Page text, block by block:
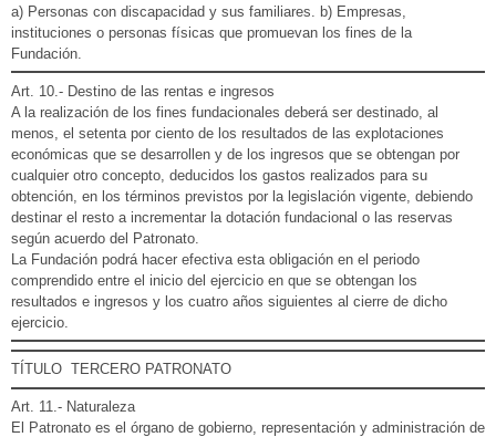
a) Personas con discapacidad y sus familiares. b) Empresas,
instituciones o personas físicas que promuevan los fines de la
Fundación.
Art. 10.- Destino de las rentas e ingresos
A la realización de los fines fundacionales deberá ser destinado, al
menos, el setenta por ciento de los resultados de las explotaciones
económicas que se desarrollen y de los ingresos que se obtengan por
cualquier otro concepto, deducidos los gastos realizados para su
obtención, en los términos previstos por la legislación vigente, debiendo
destinar el resto a incrementar la dotación fundacional o las reservas
según acuerdo del Patronato.
La Fundación podrá hacer efectiva esta obligación en el periodo
comprendido entre el inicio del ejercicio en que se obtengan los
resultados e ingresos y los cuatro años siguientes al cierre de dicho
ejercicio.
TÍTULO TERCERO PATRONATO
Art. 11.- Naturaleza
El Patronato es el órgano de gobierno, representación y administración de